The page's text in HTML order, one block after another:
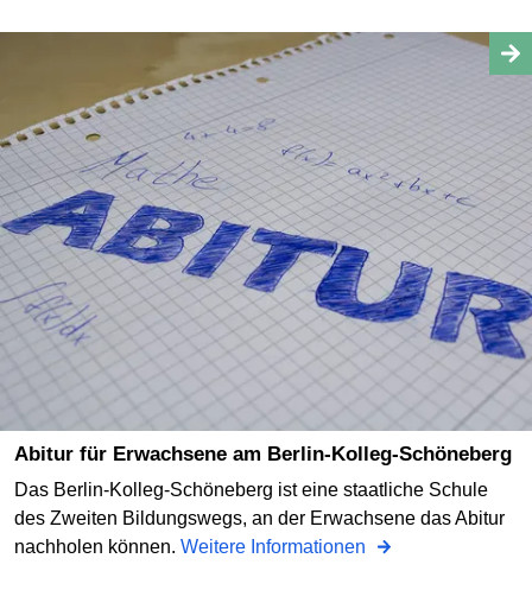
Abitur für Erwachsene am Berlin-Kolleg-Schöneberg
Das Berlin-Kolleg-Schöneberg ist eine staatliche Schule
des Zweiten Bildungswegs, an der Erwachsene das Abitur
nachholen können. Weitere Informationen